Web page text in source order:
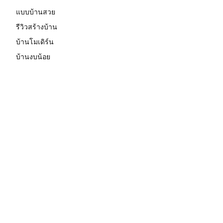
แบบบ้านสวย
รีวิวสร้างบ้าน
บ้านโมเดิร์น
บ้านงบน้อย